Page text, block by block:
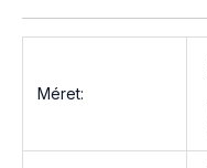
Méret: